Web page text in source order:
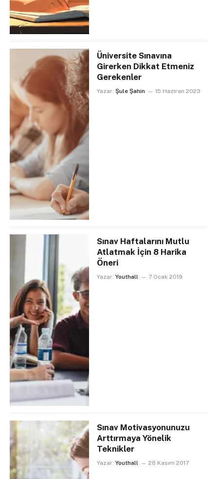
Üniversite Sınavına
Girerken Dikkat Etmeniz
Gerekenler
Yazar: Şule Şahin 15 Haziran 2023
Sınav Haftalarını Mutlu
Atlatmak İçin 8 Harika
Öneri
Yazar: Youthall 7 Ocak 2019
Sınav Motivasyonunuzu
Arttırmaya Yönelik
Teknikler
Yazar: Youthall 28 Kasım 2017